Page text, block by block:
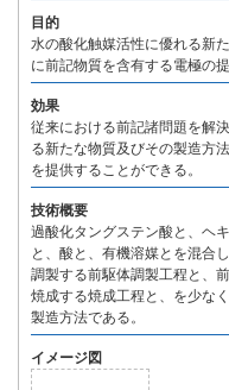
目的
水の酸化触媒活性に優れる新
に前記物質を含有する電極の提
効果
従来における前記諸問題を解
る新たな物質及びその製造方
を提供することができる。
技術概要
過酸化タングステン酸と、ヘ
と、酸と、有機溶媒とを混合
調製する前駆体調製工程と、
焼成する焼成工程と、を少な
製造方法である。
イメージ図